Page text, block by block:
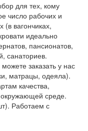
для тех, кому
число рабочих и
(в вагончиках,
идеально
пансионатов,
санаториев.
заказать у нас
матрацы, одеяла).
качества,
среде.
Работаем с